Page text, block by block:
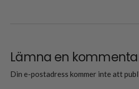
Lämna en
Din e-postadress kommer inte att